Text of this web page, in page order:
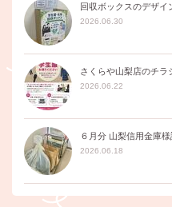
回収ボックスのデザイ
2026.06.30
さくらや山梨店のチラ
2026.06.22
６月分 山梨信用金庫
2026.06.18